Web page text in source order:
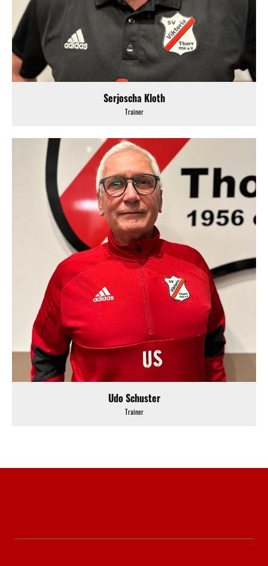
Serjoscha Kloth
Trainer
Udo Schuster
Trainer